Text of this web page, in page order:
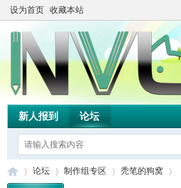
设为首页 收藏本站
新人报到 论坛
论坛 制作组专区 秃笔的狗窝